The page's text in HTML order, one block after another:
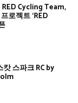
RED Cycling Team,
로젝트 ‘RED
스파크 RC by